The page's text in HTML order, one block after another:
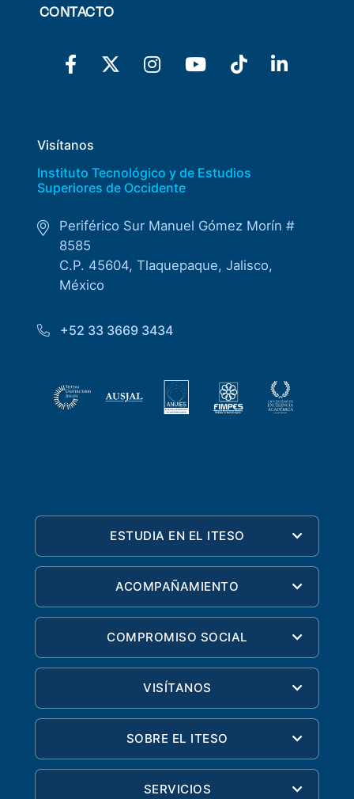
CONTACTO
Visítanos
Instituto Tecnológico y de Estudios
Superiores de Occidente
Periférico Sur Manuel Gómez Morín #
8585
C.P. 45604, Tlaquepaque, Jalisco,
México
+52 33 3669 3434
ESTUDIA EN EL ITESO
ACOMPAÑAMIENTO
COMPROMISO SOCIAL
VISÍTANOS
SOBRE EL ITESO
SERVICIOS